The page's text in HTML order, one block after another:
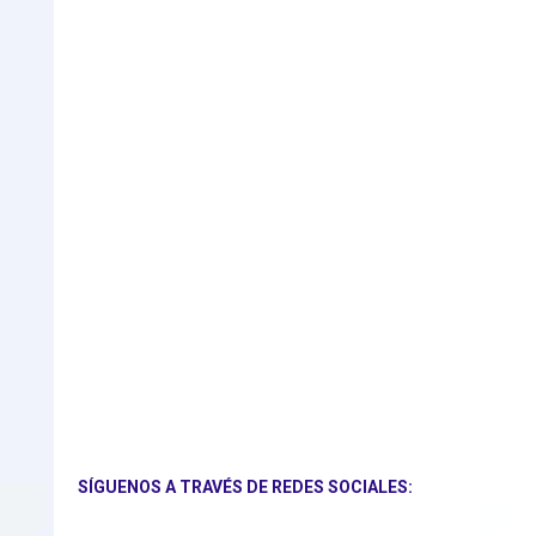
SÍGUENOS A TRAVÉS DE REDES SOCIALES: